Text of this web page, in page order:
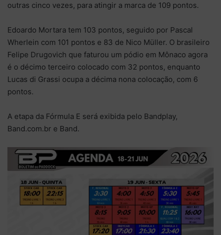
outras cinco vezes, para atingir a marca de 109 pontos.
Edoardo Mortara tem 103 pontos, seguido por Pascal
Wherlein com 101 pontos e 83 de Nico Müller. O brasileiro
Felipe Drugovich que faturou um pódio em Mônaco agora
é o décimo terceiro colocado com 32 pontos, enquanto
Lucas di Grassi ocupa a décima nona colocação, com 6
pontos.
A etapa da Fórmula E será exibida pelo Bandplay,
Band.com.br e Band.